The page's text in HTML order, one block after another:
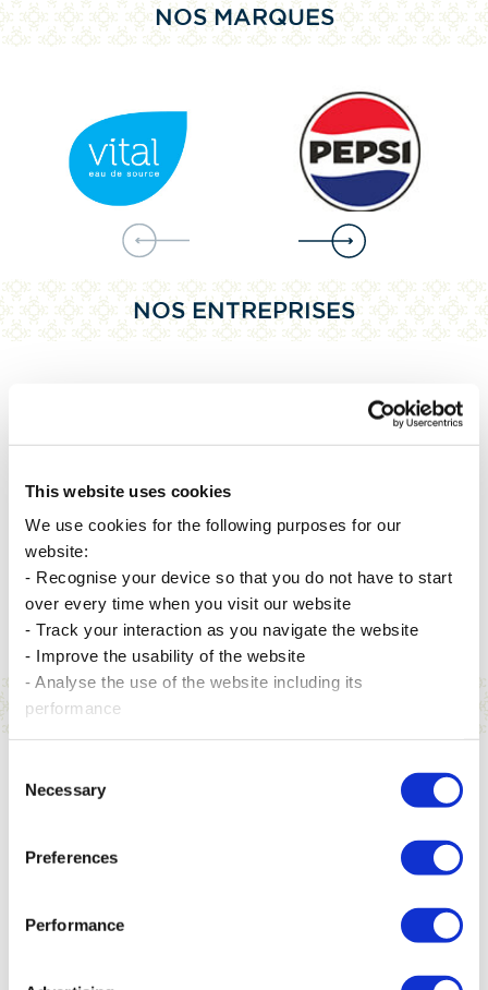
This website uses cookies
We use cookies for the following purposes for our
website:
- Recognise your device so that you do not have to start
over every time when you visit our website
- Track your interaction as you navigate the website
- Improve the usability of the website
- Analyse the use of the website including its
performance
Selection
Necessary
Preferences
Performance
NOS MARQUES
NOS ENTREPRISES
En savoir plus En savoir plus
Télécommunications & Technologies